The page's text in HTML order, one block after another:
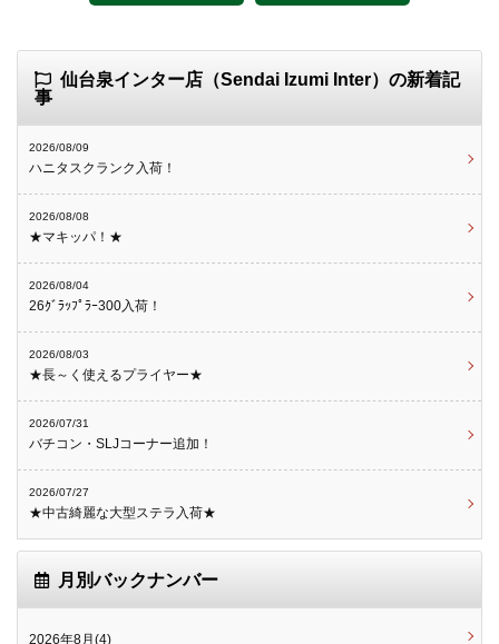
仙台泉インター店（Sendai Izumi Inter）の新着記
事
2026/08/09
ハニタスクランク入荷！
2026/08/08
★マキッパ！★
2026/08/04
26ｸﾞﾗｯﾌﾟﾗｰ300入荷！
2026/08/03
★長～く使えるプライヤー★
2026/07/31
バチコン・SLJコーナー追加！
2026/07/27
★中古綺麗な大型ステラ入荷★
月別バックナンバー
2026年8月(4)